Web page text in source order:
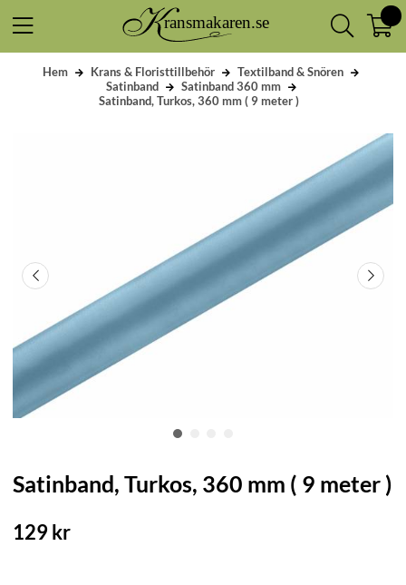
Hem Krans & Floristtillbehör
Textilband & Snören
Satinband
Satinband 360 mm
Satinband, Turkos, 360 mm ( 9 meter )
Satinband, Turkos, 360 mm ( 9 meter )
129kr